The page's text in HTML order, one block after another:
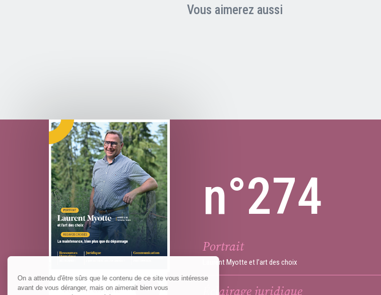
Vous aimerez aussi
Version en ligne
n°274
Portrait
Laurent Myotte et l’art des choix
Éclairage juridique